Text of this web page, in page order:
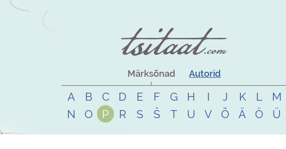
Märksõnad Autorid
A B C D E F G H I J K L
M
N
O P R S Š T U V Õ Ä Ö Ü